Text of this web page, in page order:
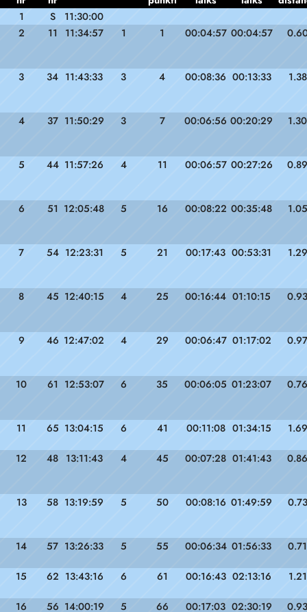
1
S
11:30:00
2
11 11:34:57 1 1 00:04:57 00:04:57
3 34 11:43:33 3 4 00:08:36 00:13:33 1.38
4 37 11:50:29 3 7 00:06:56 00:20:29 1.30
5 44 11:57:26 4 11 00:06:57 00:27:26 0.89
6 51 12:05:48 5 16 00:08:22 00:35:48 1.05
7 54 12:23:31 5 21 00:17:43 00:53:31 1.29
8 45 12:40:15 4 25 00:16:44 01:10:15 0.93
9 46 12:47:02 4 29 00:06:47 01:17:02 0.97
10 61 12:53:07 6 35 00:06:05 01:23:07 0.76
11 65 13:04:15 6 41 00:11:08 01:34:15 1.69
12 48 13:11:43 4 45 00:07:28 01:41:43 0.86
13 58 13:19:59 5 50 00:08:16 01:49:59 0.73
14 57 13:26:33 5 55 00:06:34 01:56:33 0.71
15 62 13:43:16 6 61 00:16:43 02:13:16 1.21
16 56 14:00:19 5 66 00:17:03 02:30:19 0.93